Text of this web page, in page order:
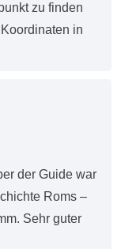
zu finden
in
der Guide war
Roms –
Sehr guter